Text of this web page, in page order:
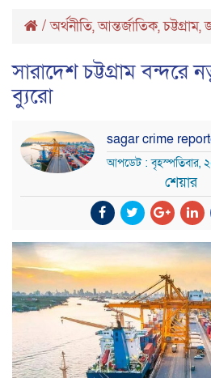
/অর্থনীতি,আন্তর্জাতিক,চট্টগ্রাম,
সারাদেশ চট্টগ্রাম বন্দরে
ব্যুরো
sagar crime
আপডেট : বৃহস্পতিবার,
শেয়ার